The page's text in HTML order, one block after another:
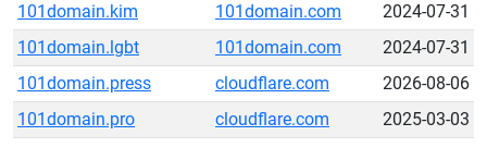
101domain.kim
101domain.com
2024-07-31
101domain.lgbt
101domain.com
2024-07-31
101domain.press
cloudflare.com
2026-08-06
101domain.pro
cloudflare.com
2025-03-03